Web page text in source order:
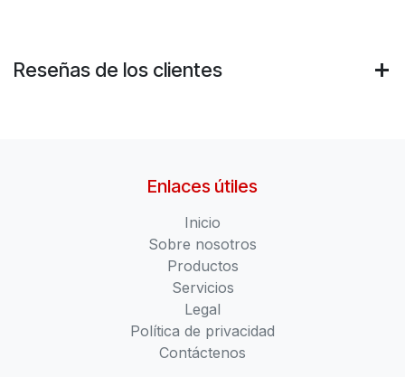
Reseñas de los clientes
Enlaces útiles
Inicio
Sobre nosotros
Productos
Servicios
Legal
Política de privacidad
Contáctenos